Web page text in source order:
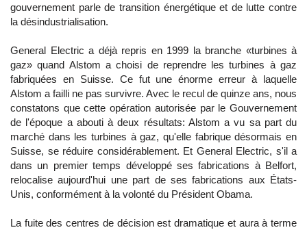
gouvernement parle de transition énergétique et de lutte contre
la désindustrialisation.
General Electric a déjà repris en 1999 la branche «turbines à
gaz» quand Alstom a choisi de reprendre les turbines à gaz
fabriquées en Suisse. Ce fut une énorme erreur à laquelle
Alstom a failli ne pas survivre. Avec le recul de quinze ans, nous
constatons que cette opération autorisée par le Gouvernement
de l'époque a abouti à deux résultats: Alstom a vu sa part du
marché dans les turbines à gaz, qu'elle fabrique désormais en
Suisse, se réduire considérablement. Et General Electric, s'il a
dans un premier temps développé ses fabrications à Belfort,
relocalise aujourd'hui une part de ses fabrications aux États-
Unis, conformément à la volonté du Président Obama.
La fuite des centres de décision est dramatique et aura à terme